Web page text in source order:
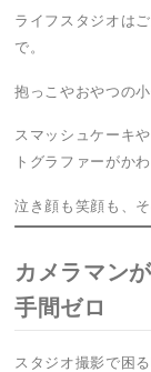
ライフスタジオは
で。
抱っこやおやつの小
スマッシュケーキ
トグラファーがか
泣き顔も笑顔も、
カメラマン
手間ゼロ
スタジオ撮影で困